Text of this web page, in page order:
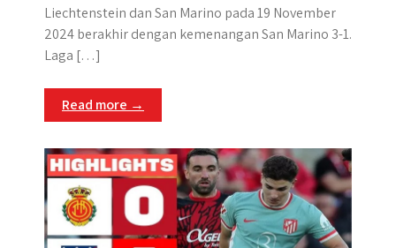
Liechtenstein dan San Marino pada 19 November
2024 berakhir dengan kemenangan San Marino 3-1.
Laga […]
Read more →